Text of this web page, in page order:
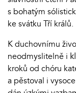
s bohatým
ke svátku Tří králů.
K duchovnímu
neodmyslitelně i
kroků od chóru
a pěstoval i